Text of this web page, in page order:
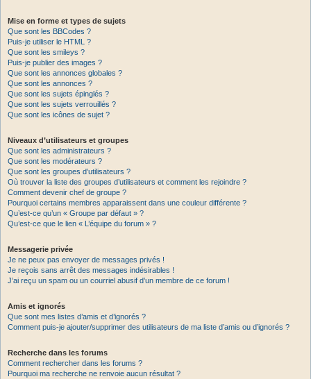
Mise en forme et types de sujets
Que sont les BBCodes ?
Puis-je utiliser le HTML ?
Que sont les smileys ?
Puis-je publier des images ?
Que sont les annonces globales ?
Que sont les annonces ?
Que sont les sujets épinglés ?
Que sont les sujets verrouillés ?
Que sont les icônes de sujet ?
Niveaux d’utilisateurs et groupes
Que sont les administrateurs ?
Que sont les modérateurs ?
Que sont les groupes d’utilisateurs ?
Où trouver la liste des groupes d’utilisateurs et comment les rejoindre ?
Comment devenir chef de groupe ?
Pourquoi certains membres apparaissent dans une couleur différente ?
Qu’est-ce qu’un « Groupe par défaut » ?
Qu’est-ce que le lien « L’équipe du forum » ?
Messagerie privée
Je ne peux pas envoyer de messages privés !
Je reçois sans arrêt des messages indésirables !
J’ai reçu un spam ou un courriel abusif d’un membre de ce forum !
Amis et ignorés
Que sont mes listes d’amis et d’ignorés ?
Comment puis-je ajouter/supprimer des utilisateurs de ma liste d’amis ou d’ignorés ?
Recherche dans les forums
Comment rechercher dans les forums ?
Pourquoi ma recherche ne renvoie aucun résultat ?